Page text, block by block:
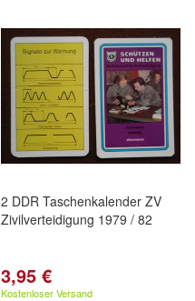
2 DDR Taschenkalender ZV
Zivilverteidigung 1979 / 82
3,95 €
Kostenloser Versand